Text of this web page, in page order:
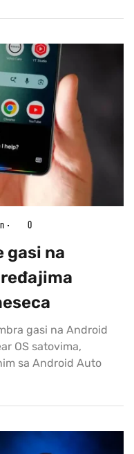
0
gasi na
gasi na Android
OS satovima,
sa Android Auto